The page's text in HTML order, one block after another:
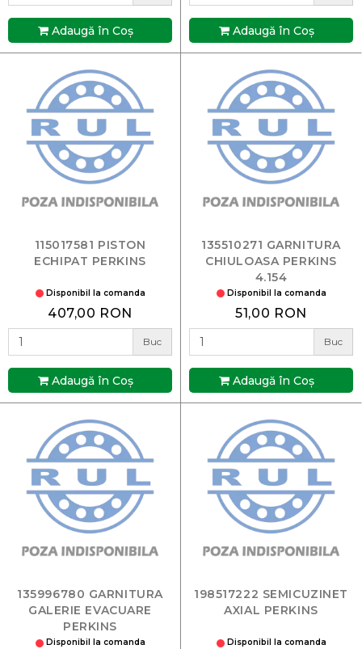
Adaugă în Coş Adaugă în Coş
115017581 PISTON
ECHIPAT PERKINS
Disponibil la comanda
407,00 RON
Buc
Adaugă în Coş
135510271 GARNITURA
CHIULOASA PERKINS
4.154
Disponibil la comanda
51,00 RON
Buc
Adaugă în Coş
135996780 GARNITURA
GALERIE EVACUARE
PERKINS
Disponibil la comanda
198517222 SEMICUZINET
AXIAL PERKINS
Disponibil la comanda